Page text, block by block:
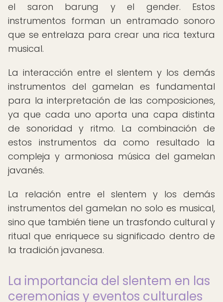
el saron barung y el gender. Estos
instrumentos forman un entramado sonoro
que se entrelaza para crear una rica textura
musical.
La interacción entre el slentem y los demás
instrumentos del gamelan es fundamental
para la interpretación de las composiciones,
ya que cada uno aporta una capa distinta
de sonoridad y ritmo. La combinación de
estos instrumentos da como resultado la
compleja y armoniosa música del gamelan
javanés.
La relación entre el slentem y los demás
instrumentos del gamelan no solo es musical,
sino que también tiene un trasfondo cultural y
ritual que enriquece su significado dentro de
la tradición javanesa.
La importancia del slentem en las
ceremonias y eventos culturales